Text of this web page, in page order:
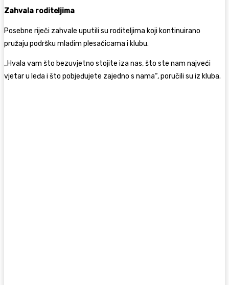
Zahvala roditeljima
Posebne riječi zahvale uputili su roditeljima koji kontinuirano
pružaju podršku mladim plesačicama i klubu.
„Hvala vam što bezuvjetno stojite iza nas, što ste nam najveći
vjetar u leđa i što pobjeđujete zajedno s nama“, poručili su iz kluba.